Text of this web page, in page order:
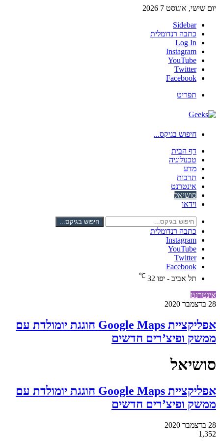
יום שישי, אוגוסט 7 2026
Sidebar
כתבה רנדומלית
Log In
Instagram
YouTube
Twitter
Facebook
תפריט
חיפוש בגיקס...
דף הבית
טכנולוגיה
מדע
תרבות
אינטרנט
סושיאל
וידאו
חיפוש בגיקס...
כתבה רנדומלית
Instagram
YouTube
Twitter
Facebook
תל אביב - יפו 32
℃
אינטרנט
28 בדצמבר 2020
אפליקציית Google Maps חוגגת יומולדת עם
ממשק ופיצ’רים חדשים
סושיאל
אפליקציית Google Maps חוגגת יומולדת עם
ממשק ופיצ’רים חדשים
28 בדצמבר 2020
1,352